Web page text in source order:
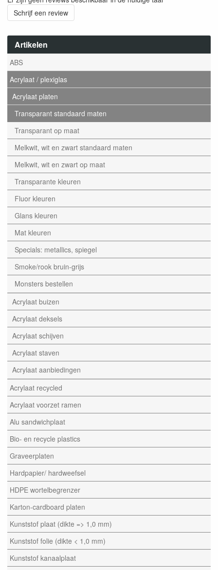
Artikelen
ABS
Acrylaat / plexiglas
Acrylaat platen
Transparant standaard maten
Transparant op maat
Melkwit, wit en zwart standaard maten
Melkwit, wit en zwart op maat
Transparante kleuren
Fluor kleuren
Glans kleuren
Mat kleuren
Specials: metallics, spiegel
Smoke/rook bruin-grijs
Monsters bestellen
Acrylaat buizen
Acrylaat deksels
Acrylaat schijven
Acrylaat staven
Acrylaat aanbiedingen
Acrylaat recycled
Acrylaat voorzet ramen
Alu sandwichplaat
Bio- en recycle plastics
Graveerplaten
Hardpapier/ hardweefsel
HDPE wortelbegrenzer
Karton-cardboard platen
Kunststof plaat (dikte => 1,0 mm)
Kunststof folie (dikte < 1,0 mm)
Kunststof kanaalplaat
Schrijf een review